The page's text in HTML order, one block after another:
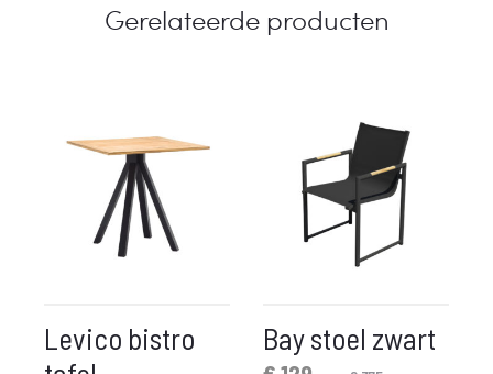
Gerelateerde producten
Levico bistro
Bay stoel zwart